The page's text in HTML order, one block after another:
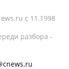
c 11.1998
разбора -